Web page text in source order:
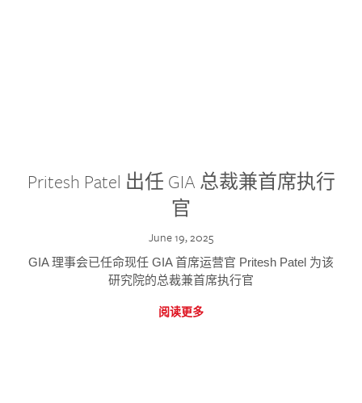
Pritesh Patel 出任 GIA 总裁兼首席执行
官
June 19, 2025
GIA 理事会已任命现任 GIA 首席运营官 Pritesh Patel 为该
研究院的总裁兼首席执行官
阅读更多